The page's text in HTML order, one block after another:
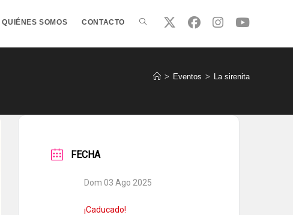
QUIÉNES SOMOS CONTACTO ALTERNAR
> Eventos > La sirenita
FECHA
Dom 03 Ago 2025
¡Caducado!